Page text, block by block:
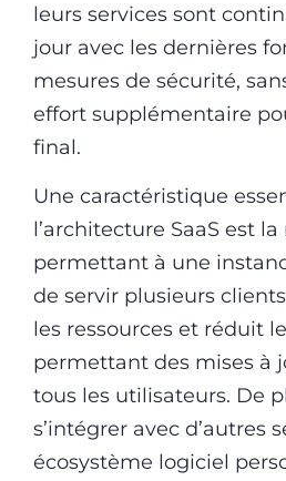
leurs services sont
jour avec les dernières
mesures de sécurité,
effort supplémentaire
final.
Une caractéristique
l’architecture SaaS est
permettant à une
de servir plusieurs
les ressources et réduit
permettant des mises à
tous les utilisateurs. De
s’intégrer avec d’autres
écosystème logiciel